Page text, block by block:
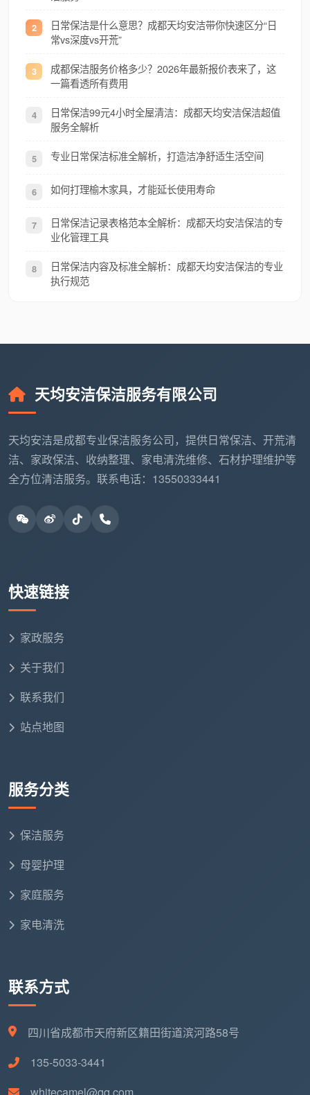
2
日常保洁是什么意思？成都天均安洁带你快速区分“日
常vs深度vs开荒”
3
成都保洁服务价格多少？2026年最新报价表来了，这
一篇看透所有费用
4
日常保洁99元4小时全屋清洁：成都天均安洁保洁超值
服务全解析
5 专业日常保洁标准全解析，打造洁净舒适生活空间
6 如何打理榆木家具，才能延长使用寿命
7
日常保洁记录表格范本全解析：成都天均安洁保洁的专
业化管理工具
8
日常保洁内容及标准全解析：成都天均安洁保洁的专业
执行规范
天均安洁保洁服务有限公司
天均安洁是成都专业保洁服务公司，提供日常保洁、开荒清
洁、家政保洁、收纳整理、家电清洗维修、石材护理维护等
全方位清洁服务。联系电话：13550333441
快速链接
家政服务
关于我们
联系我们
站点地图
服务分类
保洁服务
母婴护理
家庭服务
家电清洗
联系方式
四川省成都市天府新区籍田街道滨河路58号
135-5033-3441